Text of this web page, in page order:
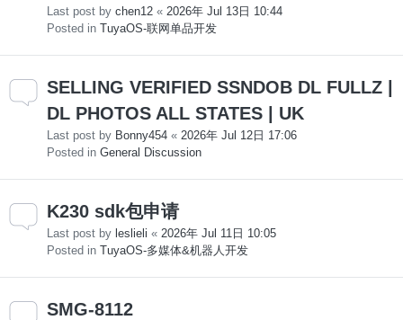
Last post by chen12 « 2026年 Jul 13日 10:44
Posted in TuyaOS-联网单品开发
SELLING VERIFIED SSNDOB DL FULLZ |
DL PHOTOS ALL STATES | UK
Last post by Bonny454 « 2026年 Jul 12日 17:06
Posted in General Discussion
K230 sdk包申请
Last post by leslieli « 2026年 Jul 11日 10:05
Posted in TuyaOS-多媒体&机器人开发
SMG-8112